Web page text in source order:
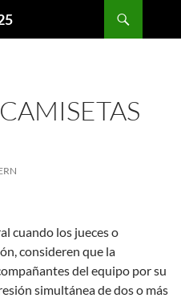
cuando los jueces o
consideren que la
del equipo por su
simultánea de dos o más